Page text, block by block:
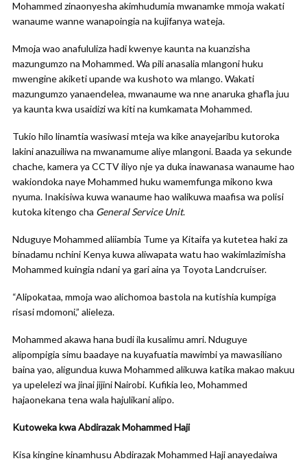
Mohammed zinaonyesha akimhudumia mwanamke mmoja wakati
wanaume wanne wanapoingia na kujifanya wateja.
Mmoja wao anafululiza hadi kwenye kaunta na kuanzisha
mazungumzo na Mohammed. Wa pili anasalia mlangoni huku
mwengine akiketi upande wa kushoto wa mlango. Wakati
mazungumzo yanaendelea, mwanaume wa nne anaruka ghafla juu
ya kaunta kwa usaidizi wa kiti na kumkamata Mohammed.
Tukio hilo linamtia wasiwasi mteja wa kike anayejaribu kutoroka
lakini anazuiliwa na mwanamume aliye mlangoni. Baada ya sekunde
chache, kamera ya CCTV iliyo nje ya duka inawanasa wanaume hao
wakiondoka naye Mohammed huku wamemfunga mikono kwa
nyuma. Inakisiwa kuwa wanaume hao walikuwa maafisa wa polisi
kutoka kitengo cha General Service Unit.
Nduguye Mohammed aliiambia Tume ya Kitaifa ya kutetea haki za
binadamu nchini Kenya kuwa aliwapata watu hao wakimlazimisha
Mohammed kuingia ndani ya gari aina ya Toyota Landcruiser.
“Alipokataa, mmoja wao alichomoa bastola na kutishia kumpiga
risasi mdomoni,” alieleza.
Mohammed akawa hana budi ila kusalimu amri. Nduguye
alipompigia simu baadaye na kuyafuatia mawimbi ya mawasiliano
baina yao, aligundua kuwa Mohammed alikuwa katika makao makuu
ya upelelezi wa jinai jijini Nairobi. Kufikia leo, Mohammed
hajaonekana tena wala hajulikani alipo.
Kutoweka kwa Abdirazak Mohammed Haji
Kisa kingine kinamhusu Abdirazak Mohammed Haji anayedaiwa